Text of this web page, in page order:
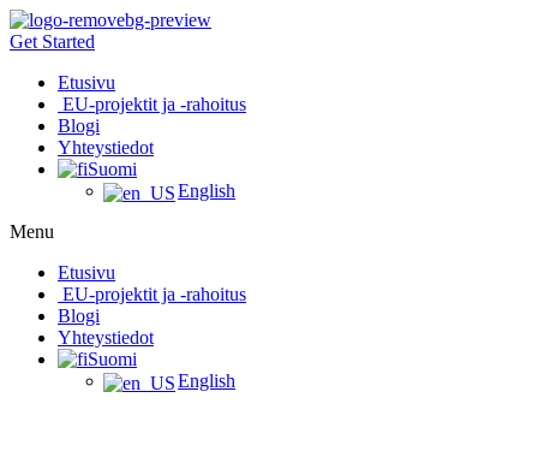
Mene
sisältöön
Get Started
Etusivu
EU-projektit ja -rahoitus
Blogi
Yhteystiedot
Suomi
English
Menu
Etusivu
EU-projektit ja -rahoitus
Blogi
Yhteystiedot
Suomi
English